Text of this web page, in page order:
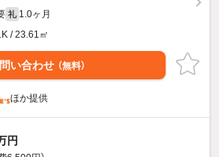
礼 1.0ヶ月
/ 23.61㎡
い合わせ （無料）
ほか提供
円